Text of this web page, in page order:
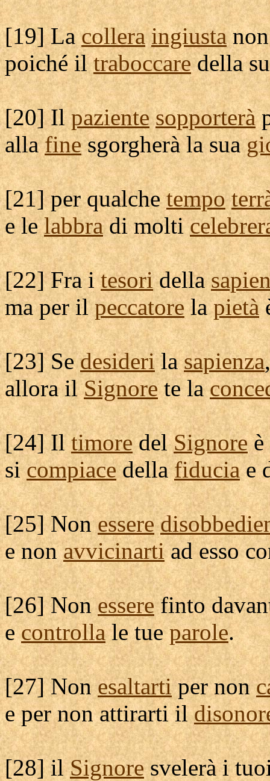
[19] Lacollera ingiusta
poiché iltraboccaredella
[20] Ilpaziente sopporterà
allafine sgorgheràla sua
[21] per qualchetempo
e lelabbradi molti
[22] Fra itesoridella
ma per ilpeccatorelapietà
[23] Sedesiderilasapienza
allora ilSignorete la
[24] IltimoredelSignoreè
sicompiacedellafiduciae
[25] Nonessere
e nonavvicinartiad esso
[26] Nonessere finto
econtrollale tueparole.
[27] Nonesaltartiper non
e per nonattirartiil
[28] ilSignore svelerài